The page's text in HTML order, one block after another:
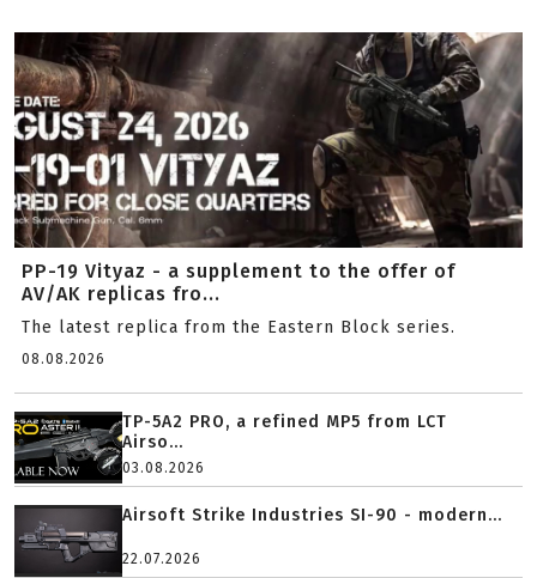
PP-19 Vityaz - a supplement to the offer of
AV/AK replicas fro...
The latest replica from the Eastern Block series.
08.08.2026
TP-5A2 PRO, a refined MP5 from LCT
Airso...
03.08.2026
Airsoft Strike Industries SI-90 - modern...
22.07.2026